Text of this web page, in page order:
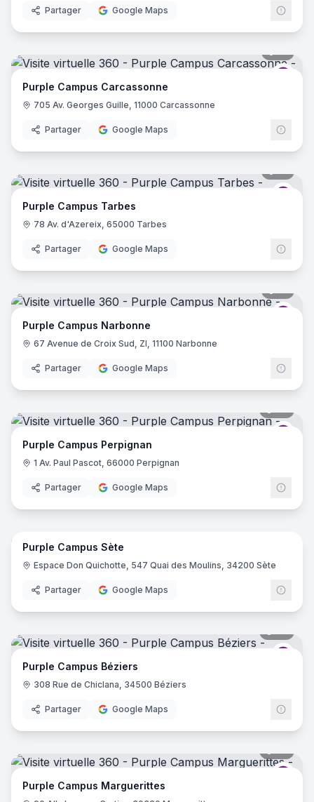
Partager Google Maps
Purple Campus Carcassonne
705 Av. Georges Guille, 11000 Carcassonne
Partager Google Maps
Purple Campus Tarbes
78 Av. d'Azereix, 65000 Tarbes
Partager Google Maps
Purple Campus Narbonne
67 Avenue de Croix Sud, ZI, 11100 Narbonne
Partager Google Maps
Purple Campus Perpignan
1 Av. Paul Pascot, 66000 Perpignan
Partager Google Maps
18
Purple Campus Sète
Espace Don Quichotte, 547 Quai des Moulins, 34200 Sète
Partager Google Maps
Purple Campus Béziers
308 Rue de Chiclana, 34500 Béziers
Partager Google Maps
Purple Campus Marguerittes